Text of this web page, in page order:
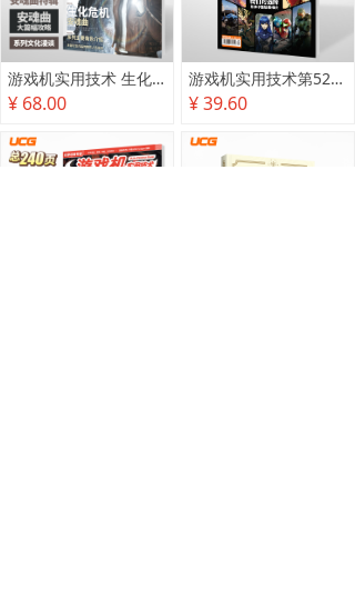
游戏机实用技术 生化危机 安魂曲特辑
¥ 68.00
游戏机实用技术第527·528期
¥ 39.60